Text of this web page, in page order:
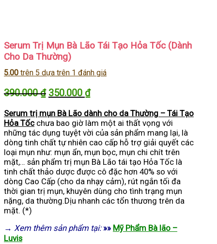
Serum Trị Mụn Bà Lão Tái Tạo Hỏa Tốc (Dành
Cho Da Thường)
5.00 trên 5 dựa trên 1 đánh giá
390.000₫ Giá
là:
390.000 ₫.
350.000 ₫Giá
tại
là:
350.000 ₫.
Serum trị mụn Bà Lão dành cho da Thường – Tái Tạo
Hỏa Tốcchưa bao giờ làm một ai thất vọng với
những tác dụng tuyệt vời của sản phẩm mang lại, là
dòng tinh chất tự nhiên cao cấp hỗ trợ giải quyết các
loại mụn như: mụn ẩn, mụn bọc, mụn chi chít trên
mặt,… sản phẩm trị mụn Bà Lão tái tạo Hỏa Tốc là
tinh chất thảo dược được cô đặc hơn 40% so với
dòng Cao Cấp (cho da nhạy cảm), rút ngắn tối đa
thời gian trị mụn, khuyên dùng cho tình trạng mụn
nặng, da thường.Dịu nhanh các tổn thương trên da
mặt. (*)
→ Xem thêm sản phẩm tại: »» Mỹ Phẩm Bà lão –
Luvis